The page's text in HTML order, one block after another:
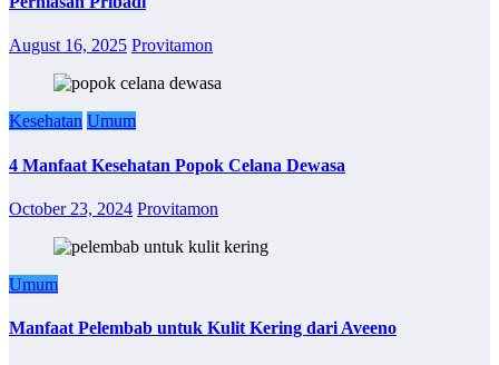
August 16, 2025 Provitamon
Kesehatan Umum
4 Manfaat Kesehatan Popok Celana Dewasa
October 23, 2024 Provitamon
Umum
Manfaat Pelembab untuk Kulit Kering dari Aveeno